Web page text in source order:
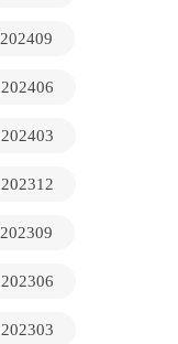
202409
202406
202403
202312
202309
202306
202303